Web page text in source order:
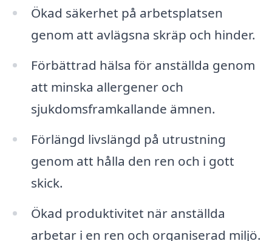
Ökad säkerhet på arbetsplatsen
genom att avlägsna skräp och hinder.
Förbättrad hälsa för anställda genom
att minska allergener och
sjukdomsframkallande ämnen.
Förlängd livslängd på utrustning
genom att hålla den ren och i gott
skick.
Ökad produktivitet när anställda
arbetar i en ren och organiserad miljö.